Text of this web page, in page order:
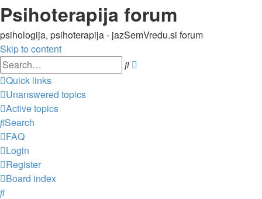
Psihoterapija forum
psihologija, psihoterapija - jazSemVredu.si forum
Skip to content
Search
Quick links
Unanswered topics
Active topics
Search
FAQ
Login
Register
Board index
Search